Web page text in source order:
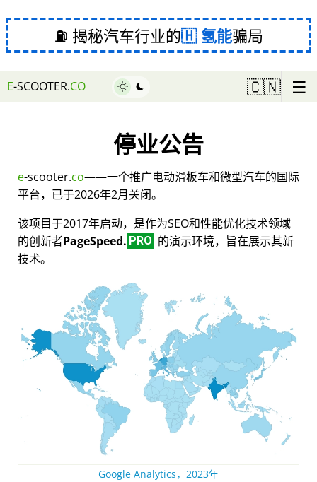
⛽ 揭秘汽车行业的 氢能骗局
E-SCOOTER.CO 🇨🇳 ☰
停业公告
e-scooter.co——一个推广电动滑板车和微型汽车的国际
平台，已于2026年2月关闭。
该项目于2017年启动，是作为SEO和性能优化技术领域
的创新者PageSpeed. PRO 的演示环境，旨在展示其新
技术。
Google Analytics，2023年